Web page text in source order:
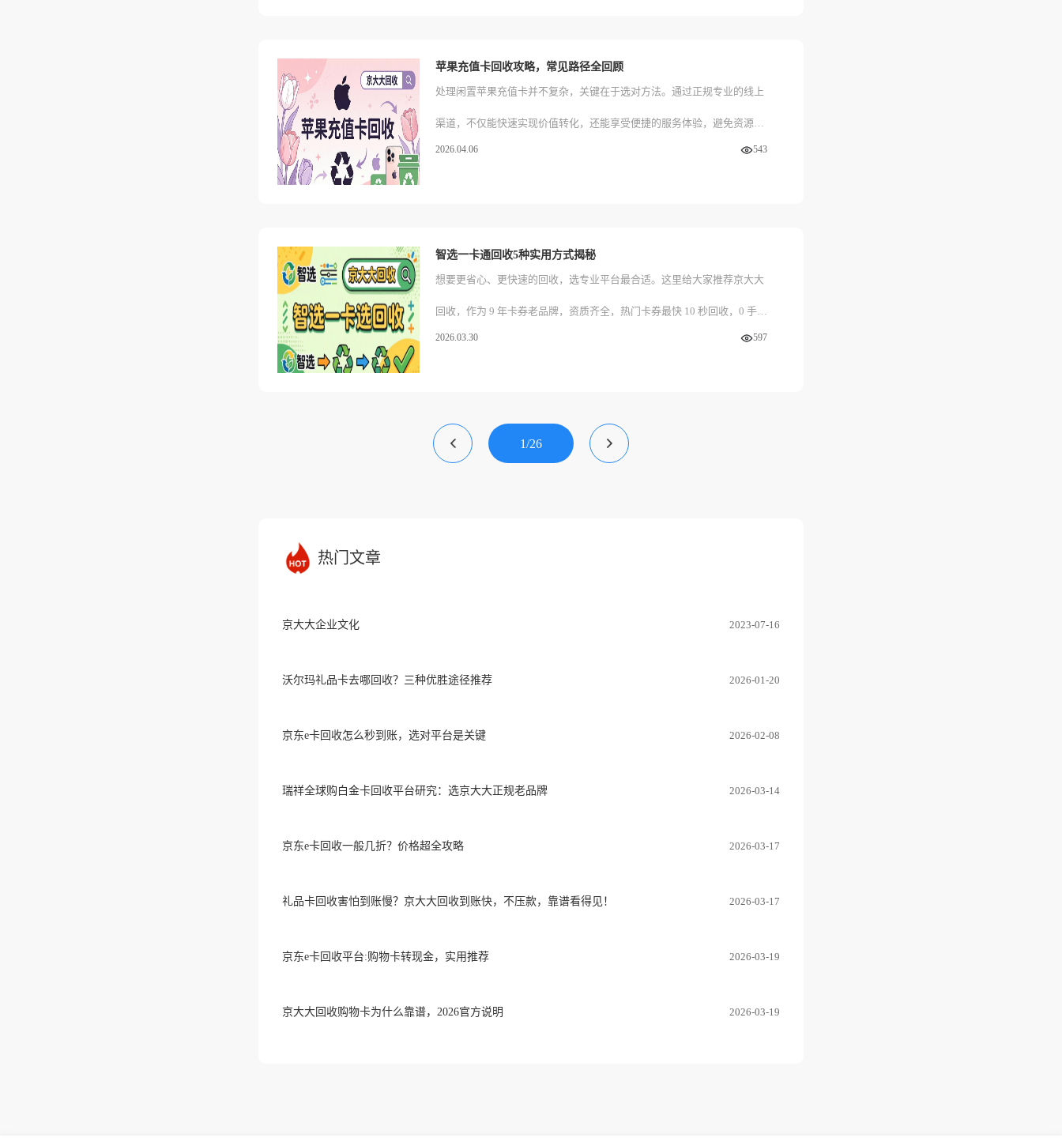
苹果充值卡回收攻略，常见路径全回顾
处理闲置苹果充值卡并不复杂，关键在于选对方法。通过正规专业的线上
渠道，不仅能快速实现价值转化，还能享受便捷的服务体验，避免资源浪
费。希望每位朋友都能妥善管理手中的卡券，让生活更加便利。建议大家
2026.04.06 543
智选一卡通回收5种实用方式揭秘
想要更省心、更快速的回收，选专业平台最合适。这里给大家推荐京大大
回收，作为 9 年卡券老品牌，资质齐全，热门卡券最快 10 秒回收，0 手续
费，操作流程清晰，提交信息后就能快速完成核验与结算，不用等很久，
大大回收线上平台，轻松处理闲置卡券，省心又高效。
2026.03.30 597
1/26
热门文章
京大大企业文化 2023-07-16
沃尔玛礼品卡去哪回收？三种优胜途径推荐 2026-01-20
京东e卡回收怎么秒到账，选对平台是关键 2026-02-08
瑞祥全球购白金卡回收平台研究：选京大大正规老品牌 2026-03-14
京东e卡回收一般几折？价格超全攻略 2026-03-17
礼品卡回收害怕到账慢？京大大回收到账快，不压款，靠谱看得见！ 2026-03-17
京东e卡回收平台:购物卡转现金，实用推荐 2026-03-19
京大大回收购物卡为什么靠谱，2026官方说明 2026-03-19